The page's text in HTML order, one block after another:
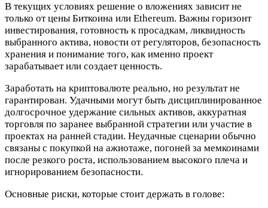
В текущих условиях решение о вложениях зависит не
только от цены Биткоина или Ethereum. Важны горизонт
инвестирования, готовность к просадкам, ликвидность
выбранного актива, новости от регуляторов, безопасность
хранения и понимание того, как именно проект
зарабатывает или создает ценность.
Заработать на криптовалюте реально, но результат не
гарантирован. Удачными могут быть дисциплинированное
долгосрочное удержание сильных активов, аккуратная
торговля по заранее выбранной стратегии или участие в
проектах на ранней стадии. Неудачные сценарии обычно
связаны с покупкой на ажиотаже, погоней за мемкоинами
после резкого роста, использованием высокого плеча и
игнорированием безопасности.
Основные риски, которые стоит держать в голове: